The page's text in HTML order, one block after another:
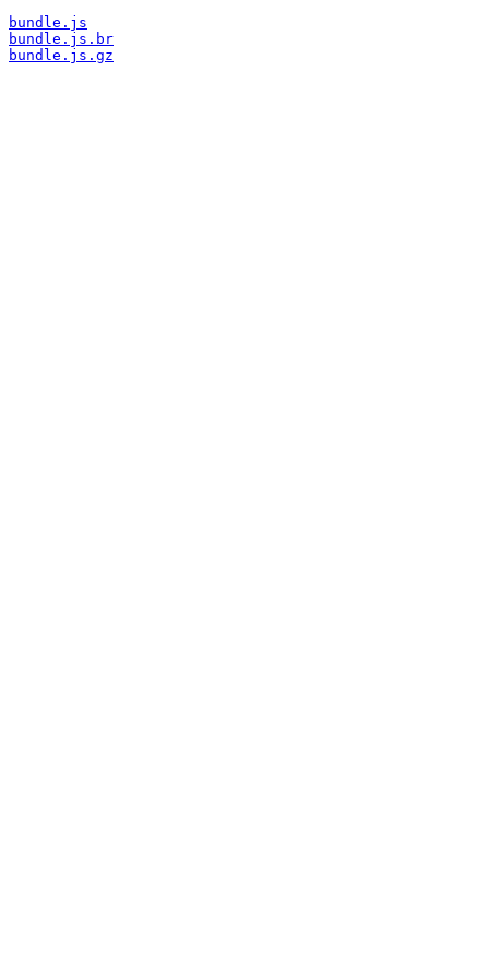
bundle.js
bundle.js.br
bundle.js.gz